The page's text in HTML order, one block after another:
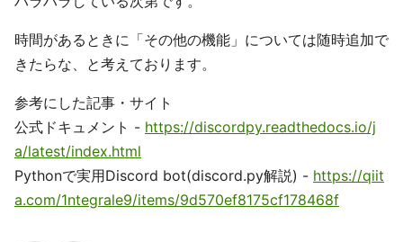
時間があるときに「その他の機能」については随時追加で
きたらな、と考えております。
参考にした記事・サイト
公式ドキュメント - https://discordpy.readthedocs.io/j
a/latest/index.html
Pythonで実用Discord bot(discord.py解説) - https://qiit
a.com/1ntegrale9/items/9d570ef8175cf178468f